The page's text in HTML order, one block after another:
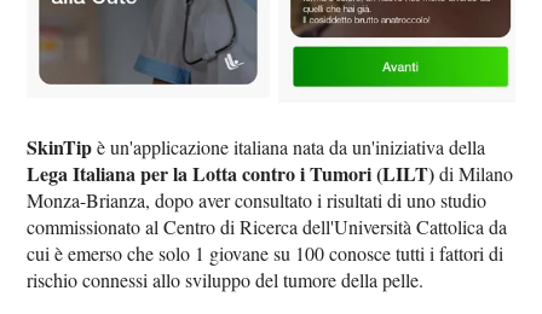
SkinTipè un'applicazione italiana nata da un'iniziativa della
Lega Italiana per la Lotta contro i Tumori (LILT)di Milano
Monza-Brianza, dopo aver consultato i risultati di uno studio
commissionato al Centro di Ricerca dell'Università Cattolica da
cui è emerso che solo 1 giovane su 100 conosce tutti i fattori di
rischio connessi allo sviluppo del tumore della pelle.